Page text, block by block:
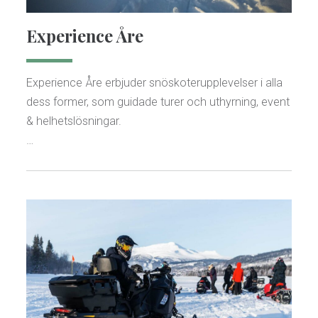
Experience Åre
Experience Åre erbjuder snöskoterupplevelser i alla
dess former, som guidade turer och uthyrning, event
& helhetslösningar.
…